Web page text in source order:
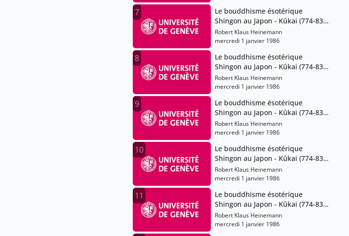
7
Le bouddhisme ésotérique
Shingon au Japon - Kûkai (774-835)
et ses successeurs
Robert Klaus Heinemann
mercredi 1 janvier 1986
8
Le bouddhisme ésotérique
Shingon au Japon - Kûkai (774-835)
et ses successeurs
Robert Klaus Heinemann
mercredi 1 janvier 1986
9
Le bouddhisme ésotérique
Shingon au Japon - Kûkai (774-835)
et ses successeurs
Robert Klaus Heinemann
mercredi 1 janvier 1986
10
Le bouddhisme ésotérique
Shingon au Japon - Kûkai (774-835)
et ses successeurs
Robert Klaus Heinemann
mercredi 1 janvier 1986
11
Le bouddhisme ésotérique
Shingon au Japon - Kûkai (774-835)
et ses successeurs
Robert Klaus Heinemann
mercredi 1 janvier 1986